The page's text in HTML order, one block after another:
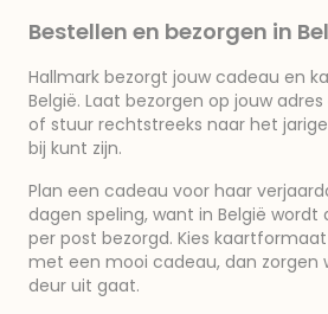
Bestellen en bezorgen in
Hallmark bezorgt jouw cadeau en
België. Laat bezorgen op jouw
of stuur rechtstreeks naar het
bij kunt zijn.
Plan een cadeau voor haar
dagen speling, want in België wordt
per post bezorgd. Kies
met een mooi cadeau, dan zorgen
deur uit gaat.